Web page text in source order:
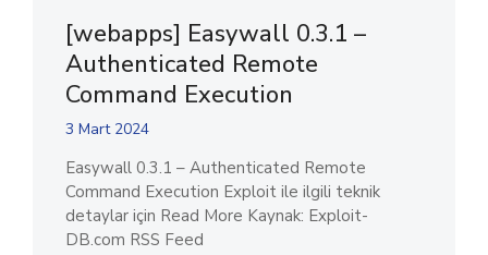
[webapps] Easywall 0.3.1 –
Authenticated Remote
Command Execution
3 Mart 2024
Easywall 0.3.1 – Authenticated Remote
Command Execution Exploit ile ilgili teknik
detaylar için Read More Kaynak: Exploit-
DB.com RSS Feed